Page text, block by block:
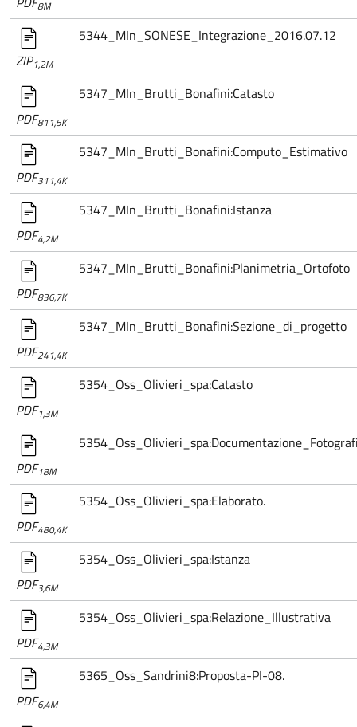
8M
ZIP1,2M
5344_MIn_SONESE_Integrazione_2016.07.12
PDF811,5K
5347_MIn_Brutti_Bonafini:Catasto
PDF311,4K
5347_MIn_Brutti_Bonafini:Computo_Estimativo
PDF4,2M
5347_MIn_Brutti_Bonafini:Istanza
PDF836,7K
5347_MIn_Brutti_Bonafini:Planimetria_Ortofoto
PDF241,4K
5347_MIn_Brutti_Bonafini:Sezione_di_progetto
PDF1,3M
5354_Oss_Olivieri_spa:Catasto
PDF18M
PDF480,4K
5354_Oss_Olivieri_spa:Elaborato.
PDF3,6M
5354_Oss_Olivieri_spa:Istanza
PDF4,3M
5354_Oss_Olivieri_spa:Relazione_Illustrativa
PDF6,4M
5365_Oss_Sandrini8:Proposta-PI-08.